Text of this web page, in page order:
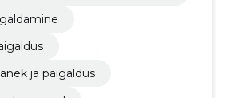
ja paigaldus